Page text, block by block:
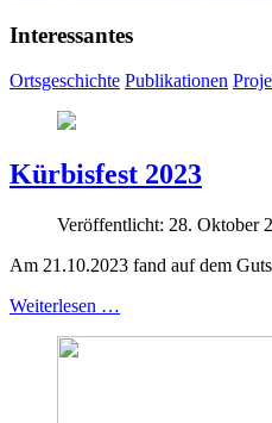
Interessantes
Ortsgeschichte Publikationen
Kürbisfest 2023
Veröffentlicht: 28. Oktober
Am 21.10.2023 fand auf dem
Weiterlesen …